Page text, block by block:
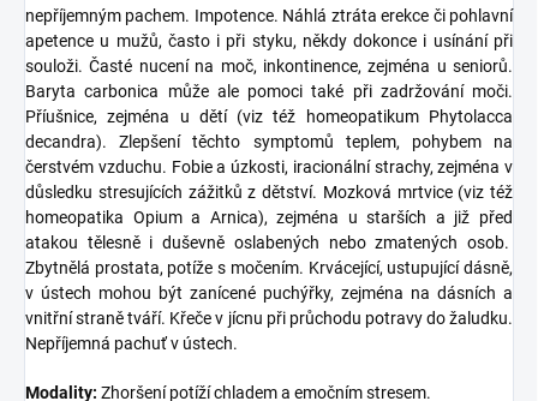
nepříjemným pachem. Impotence. Náhlá ztráta erekce či pohlavní
apetence u mužů, často i při styku, někdy dokonce i usínání při
souloži. Časté nucení na moč, inkontinence, zejména u seniorů.
Baryta carbonica může ale pomoci také při zadržování moči.
Příušnice, zejména u dětí (viz též homeopatikum Phytolacca
decandra). Zlepšení těchto symptomů teplem, pohybem na
čerstvém vzduchu. Fobie a úzkosti, iracionální strachy, zejména v
důsledku stresujících zážitků z dětství. Mozková mrtvice (viz též
homeopatika Opium a Arnica), zejména u starších a již před
atakou tělesně i duševně oslabených nebo zmatených osob.
Zbytnělá prostata, potíže s močením. Krvácející, ustupující dásně,
v ústech mohou být zanícené puchýřky, zejména na dásních a
vnitřní straně tváří. Křeče v jícnu při průchodu potravy do žaludku.
Nepříjemná pachuť v ústech.
Modality: Zhoršení potíží chladem a emočním stresem.